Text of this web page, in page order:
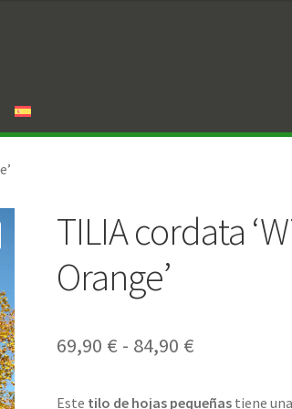
TILIA cordata
Orange’
69,90 € - 84,90 €
Este tilo de hojas pequeñas tiene